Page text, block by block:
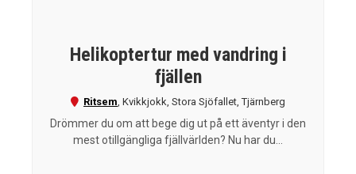
Helikoptertur med vandring i
fjällen
Ritsem, Kvikkjokk, Stora Sjöfallet,Tjärnberg
Drömmer du om att bege dig ut på ett äventyr i den
mest otillgängliga fjällvärlden? Nu har du...